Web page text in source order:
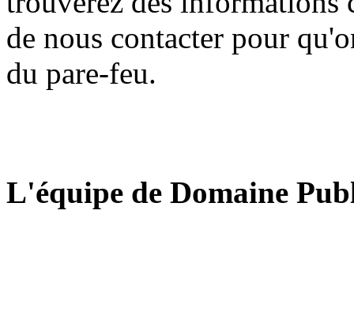
de nous contacter pour
du pare-feu.
L'équipe de Domaine